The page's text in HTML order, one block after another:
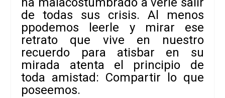
de todas sus crisis. Al menos
ppodemos leerle y mirar ese
retrato que vive en nuestro
recuerdo para atisbar en su
mirada atenta el principio de
toda amistad: Compartir lo que
poseemos.